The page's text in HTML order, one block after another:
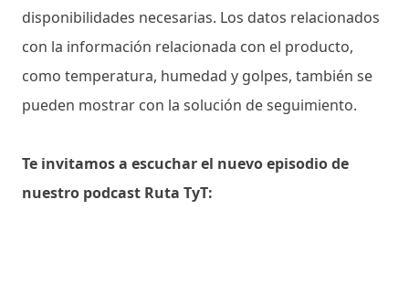
disponibilidades necesarias. Los datos relacionados
con la información relacionada con el producto,
como temperatura, humedad y golpes, también se
pueden mostrar con la solución de seguimiento.
Te invitamos a escuchar el nuevo episodio de
nuestro podcast Ruta TyT: